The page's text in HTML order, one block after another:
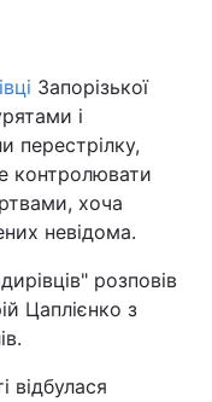
Запорізької
і
перестрілку,
контролювати
хоча
невідома.
розповів
Цаплієнко з
відбулася